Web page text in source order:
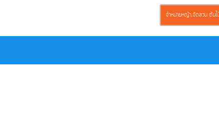
จำหน่ายหญ้า,จัดสวน ต้น